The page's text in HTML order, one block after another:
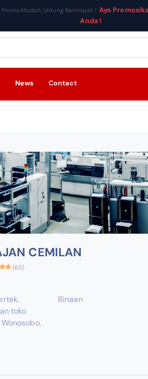
Promo Mudah, Untung Berlimpah ! Ayo
Anda !
News Contact
CEMILAN
(65)
toko
Binaan